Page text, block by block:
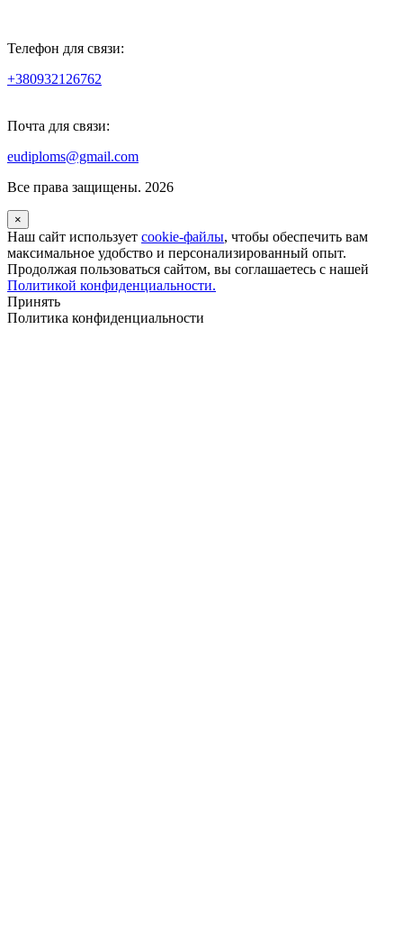
Телефон для связи:
+380932126762
Почта для связи:
eudiploms@gmail.com
Все права защищены. 2026
×
Наш сайт использует cookie-файлы, чтобы обеспечить вам
максимальное удобство и персонализированный опыт.
Продолжая пользоваться сайтом, вы соглашаетесь с нашей
Политикой конфиденциальности.
Принять
Политика конфиденциальности